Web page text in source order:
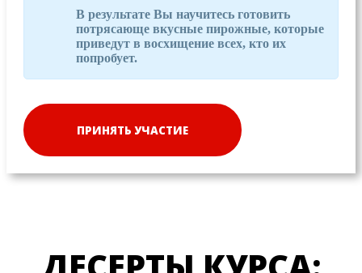
В результате Вы научитесь готовить
потрясающе вкусные пирожные, которые
приведут в восхищение всех, кто их
попробует.
ПРИНЯТЬ УЧАСТИЕ